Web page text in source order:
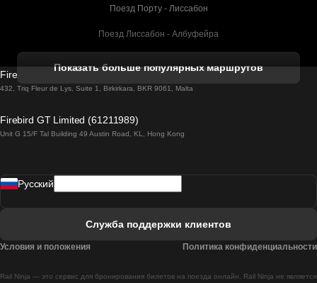
Поезд Порту - Лиссабон
Поезд Лиссабон - Албуфейра
Поезд Лиссабон - Лагос
Поезд Лиссабон - Мадрид
Показать больше популярных маршрутов
Firebird GT Limited (OC 1451)
432, Triq Fleur de Lys, Suite 1, Birkirkara, BKR 9061, Malta
Firebird GT Limited (61211989)
Unit G 15/F Tal Building 49 Austin Road, KL, Hong Kong
Rail Ninja — это сервис для бронирования билетов на поезда онлайн. Rail Ninja не является
Pусский
Служба поддержки клиентов
Условия и положения Политика конфиденциальности